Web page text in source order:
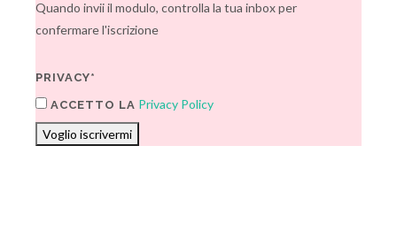
Quando invii il modulo, controlla la tua inbox per
confermare l'iscrizione
PRIVACY*
ACCETTO LA Privacy Policy
Voglio iscrivermi